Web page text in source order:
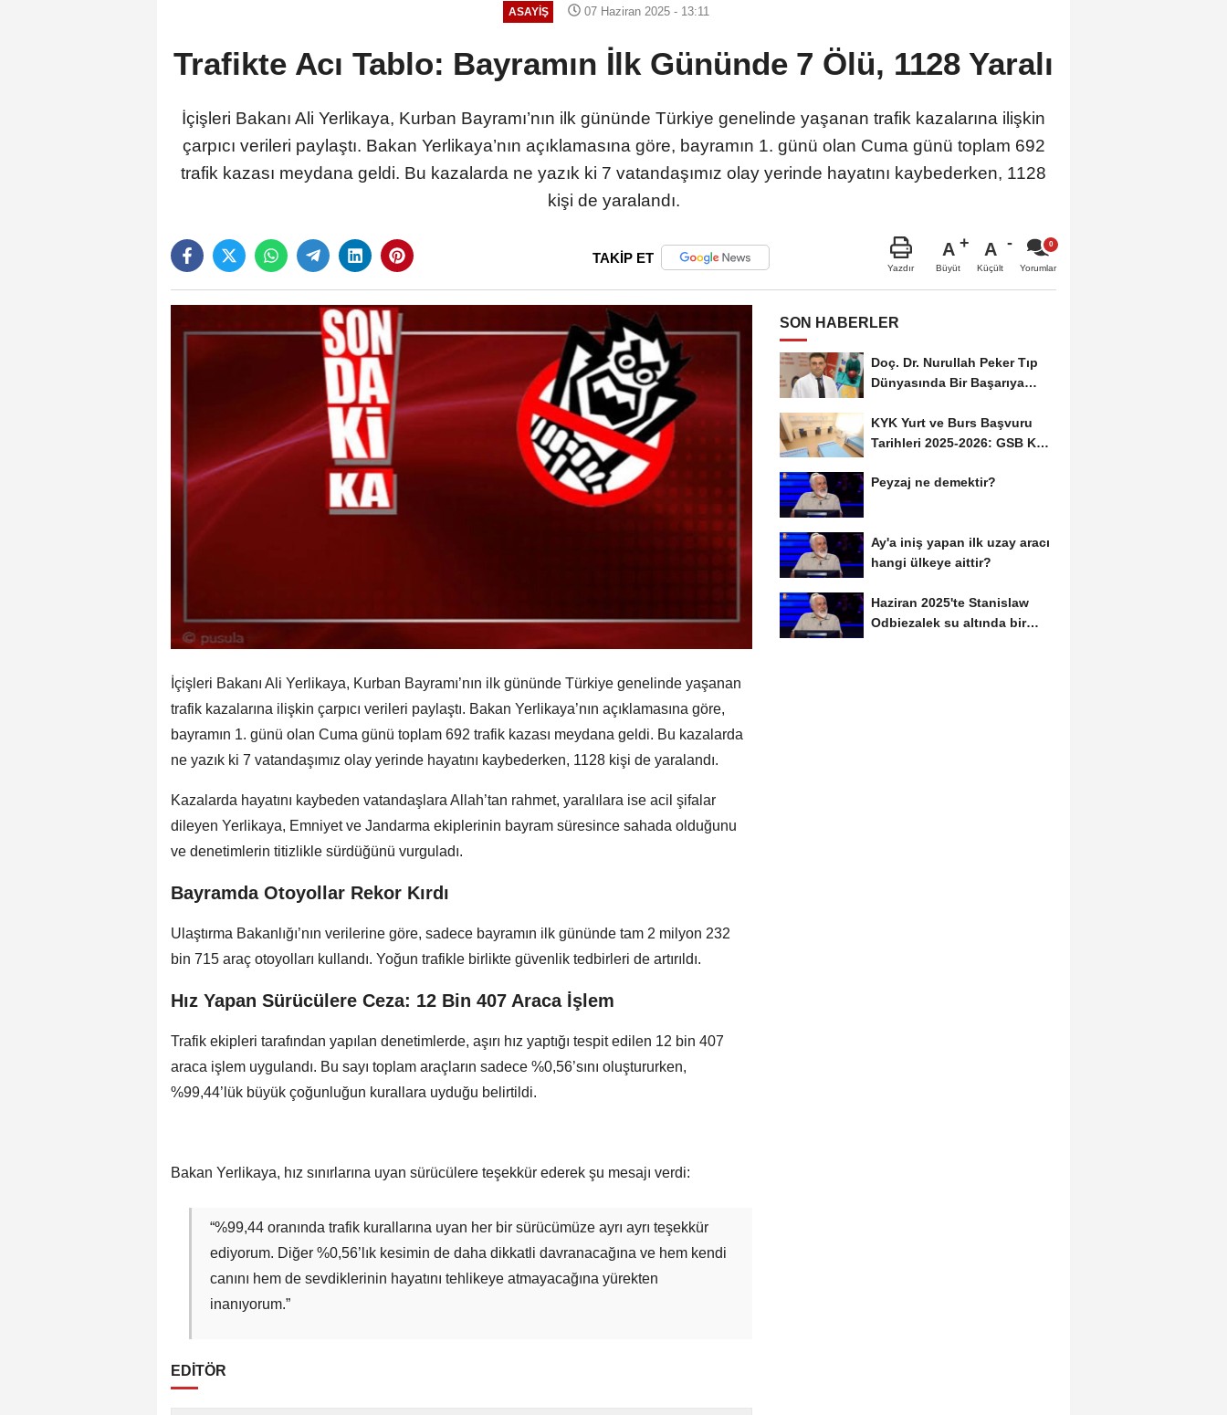
ASAYIŞ 07 Haziran 2025 - 13:11
Trafikte Acı Tablo: Bayramın İlk Gününde 7 Ölü, 1128 Yaralı
İçişleri Bakanı Ali Yerlikaya, Kurban Bayramı’nın ilk gününde Türkiye genelinde yaşanan trafik kazalarına ilişkin
çarpıcı verileri paylaştı. Bakan Yerlikaya’nın açıklamasına göre, bayramın 1. günü olan Cuma günü toplam 692
trafik kazası meydana geldi. Bu kazalarda ne yazık ki 7 vatandaşımız olay yerinde hayatını kaybederken, 1128
kişi de yaralandı.
TAKİP ET
Yazdır
A
Büyüt
A
Küçült Yorumlar
İçişleri Bakanı Ali Yerlikaya, Kurban Bayramı’nın ilk gününde Türkiye genelinde yaşanan
trafik kazalarına ilişkin çarpıcı verileri paylaştı. Bakan Yerlikaya’nın açıklamasına göre,
bayramın 1. günü olan Cuma günü toplam 692 trafik kazası meydana geldi. Bu kazalarda
ne yazık ki 7 vatandaşımız olay yerinde hayatını kaybederken, 1128 kişi de yaralandı.
Kazalarda hayatını kaybeden vatandaşlara Allah’tan rahmet, yaralılara ise acil şifalar
dileyen Yerlikaya, Emniyet ve Jandarma ekiplerinin bayram süresince sahada olduğunu
ve denetimlerin titizlikle sürdüğünü vurguladı.
Bayramda Otoyollar Rekor Kırdı
Ulaştırma Bakanlığı’nın verilerine göre, sadece bayramın ilk gününde tam 2 milyon 232
bin 715 araç otoyolları kullandı. Yoğun trafikle birlikte güvenlik tedbirleri de artırıldı.
Hız Yapan Sürücülere Ceza: 12 Bin 407 Araca İşlem
Trafik ekipleri tarafından yapılan denetimlerde, aşırı hız yaptığı tespit edilen 12 bin 407
araca işlem uygulandı. Bu sayı toplam araçların sadece %0,56’sını oluştururken,
%99,44’lük büyük çoğunluğun kurallara uyduğu belirtildi.
Bakan Yerlikaya, hız sınırlarına uyan sürücülere teşekkür ederek şu mesajı verdi:
“%99,44 oranında trafik kurallarına uyan her bir sürücümüze ayrı ayrı teşekkür
ediyorum. Diğer %0,56’lık kesimin de daha dikkatli davranacağına ve hem kendi
canını hem de sevdiklerinin hayatını tehlikeye atmayacağına yürekten
inanıyorum.”
EDİTÖR
SON HABERLER
Doç. Dr. Nurullah Peker Tıp
Dünyasında Bir Başarıya
KYK Yurt ve Burs Başvuru
Tarihleri 2025-2026: GSB KYK
Peyzaj ne demektir?
Ay'a iniş yapan ilk uzay aracı
hangi ülkeye aittir?
Haziran 2025'te Stanislaw
Odbiezalek su altında bir